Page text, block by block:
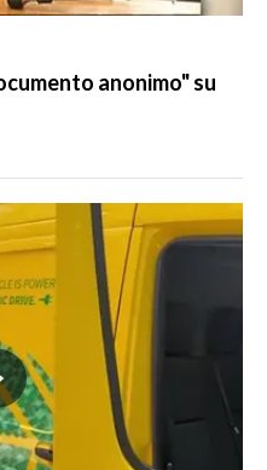
anonimo" su